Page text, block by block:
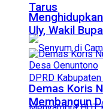
Tarus
Uly, Wakil
Demas Koris
Membangun